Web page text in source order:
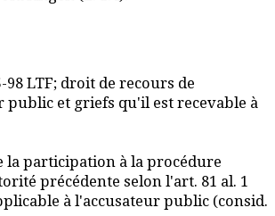
98 LTF; droit de recours de
public et griefs qu'il est recevable à
la participation à la procédure
précédente selon l'art. 81 al. 1
à l'accusateur public (consid.